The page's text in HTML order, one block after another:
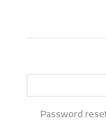
Password